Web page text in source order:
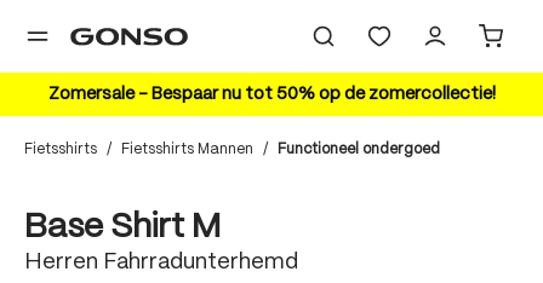
Zomersale – Bespaar nu tot 50% op de zomercollectie!
Fietsshirts / Fietsshirts Mannen / Functioneel ondergoed
Base Shirt M
Herren Fahrradunterhemd